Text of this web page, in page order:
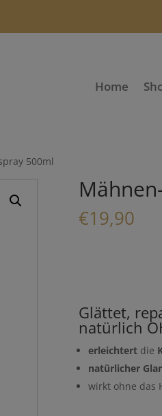
Home
500ml
€19,90
Glättet,
natürlich
erleichtertdie
natürlicher
wirkt ohne das